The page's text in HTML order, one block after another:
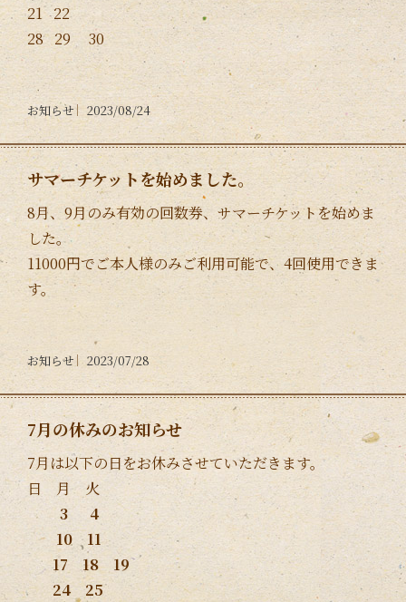
21 22
28 29 30
お知らせ 2023/08/24
サマーチケットを始めました。
8月、9月のみ有効の回数券、サマーチケットを始めま
した。
11000円でご本人様のみご利用可能で、4回使用できま
す。
お知らせ 2023/07/28
7月の休みのお知らせ
7月は以下の日をお休みさせていただきます。
日 月 火
3 4
10 11
17 18 19
24 25